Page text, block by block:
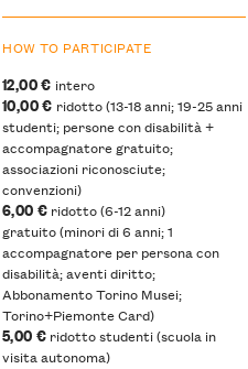
HOW TO PARTICIPATE
12,00 € intero
10,00 € ridotto (13-18 anni; 19-25 anni
studenti; persone con disabilità +
accompagnatore gratuito;
associazioni riconosciute;
convenzioni)
6,00 € ridotto (6-12 anni)
gratuito (minori di 6 anni; 1
accompagnatore per persona con
disabilità; aventi diritto;
Abbonamento Torino Musei;
Torino+Piemonte Card)
5,00 € ridotto studenti (scuola in
visita autonoma)